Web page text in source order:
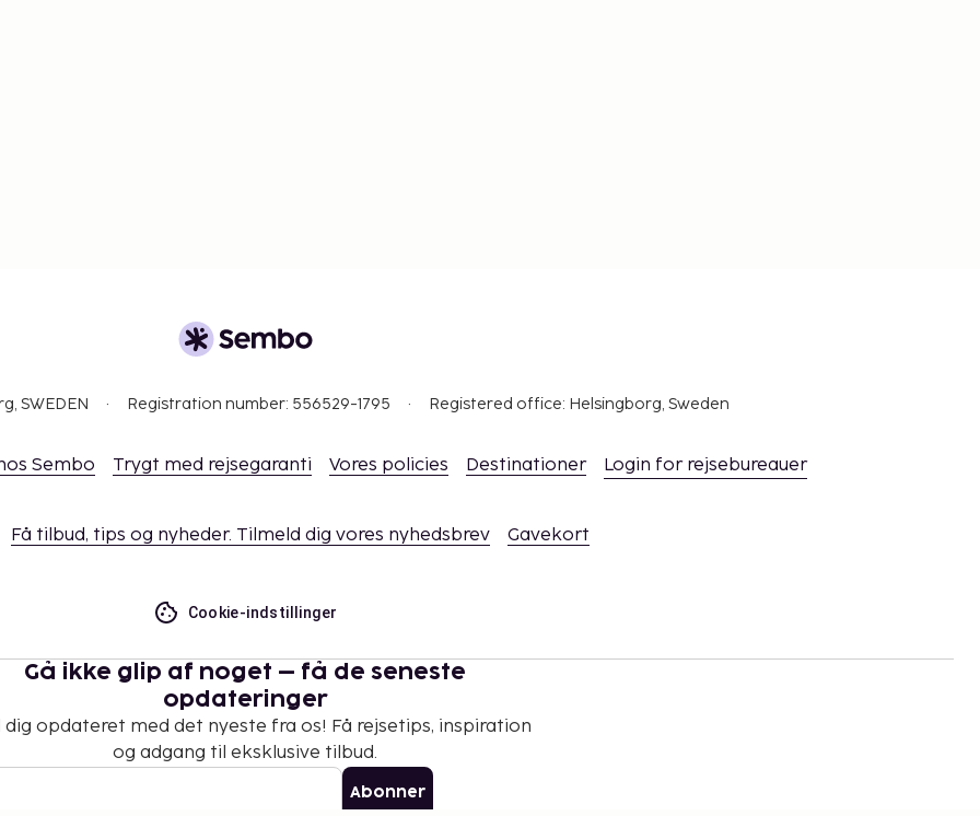
SWEDEN Registration number: 556529-1795 Registered office: Helsingborg, Sweden
Sembo Trygt med rejsegaranti Vores policies Destinationer Login for rejsebureauer
Få tilbud, tips og nyheder. Tilmeld dig vores nyhedsbrev Gavekort
Cookie-indstillinger
Gå ikke glip af noget – få de seneste
opdateringer
dig opdateret med det nyeste fra os! Få rejsetips, inspiration
og adgang til eksklusive tilbud.
Abonner